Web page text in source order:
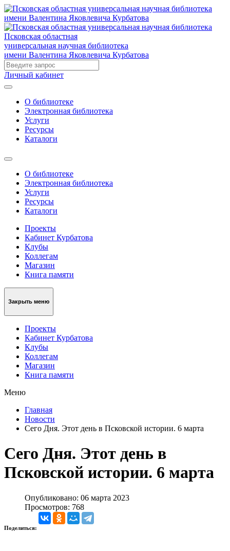
Псковская областная
универсальная научная библиотека
имени Валентина Яковлевича Курбатова
Личный кабинет
О библиотеке
Электронная библиотека
Услуги
Ресурсы
Каталоги
О библиотеке
Электронная библиотека
Услуги
Ресурсы
Каталоги
Проекты
Кабинет Курбатова
Клубы
Коллегам
Магазин
Книга памяти
Закрыть меню
Проекты
Кабинет Курбатова
Клубы
Коллегам
Магазин
Книга памяти
Меню
Главная
Новости
Сего Дня. Этот день в Псковской истории. 6 марта
Сего Дня. Этот день в
Псковской истории. 6 марта
Опубликовано: 06 марта 2023
Просмотров: 768
Поделиться: